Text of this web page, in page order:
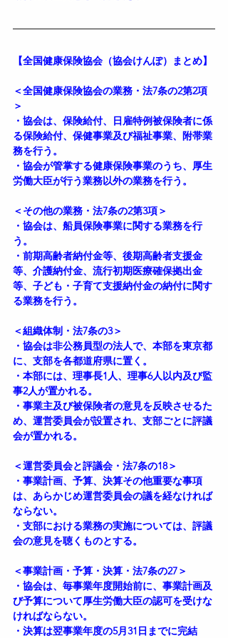
【全国健康保険協会（協会けんぽ）まとめ】
＜全国健康保険協会の業務・法7条の2第2項
＞
・協会は、保険給付、日雇特例被保険者に係
る保険給付、保健事業及び福祉事業、附帯業
務を行う。
・協会が管掌する健康保険事業のうち、厚生
労働大臣が行う業務以外の業務を行う。
＜その他の業務・法7条の2第3項＞
・協会は、船員保険事業に関する業務を行
う。
・前期高齢者納付金等、後期高齢者支援金
等、介護納付金、流行初期医療確保拠出金
等、子ども・子育て支援納付金の納付に関す
る業務を行う。
＜組織体制・法7条の3＞
・協会は非公務員型の法人で、本部を東京都
に、支部を各都道府県に置く。
・本部には、理事長1人、理事6人以内及び監
事2人が置かれる。
・事業主及び被保険者の意見を反映させるた
め、運営委員会が設置され、支部ごとに評議
会が置かれる。
＜運営委員会と評議会・法7条の18＞
・事業計画、予算、決算その他重要な事項
は、あらかじめ運営委員会の議を経なければ
ならない。
・支部における業務の実施については、評議
会の意見を聴くものとする。
＜事業計画・予算・決算・法7条の27＞
・協会は、毎事業年度開始前に、事業計画及
び予算について厚生労働大臣の認可を受けな
ければならない。
・決算は翌事業年度の5月31日までに完結